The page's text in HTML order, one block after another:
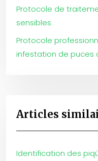
Protocole de
sensibles
Protocole
infestation de puces
Articles
Identification des